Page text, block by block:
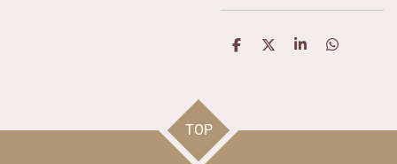
D
D
S
D
TOP